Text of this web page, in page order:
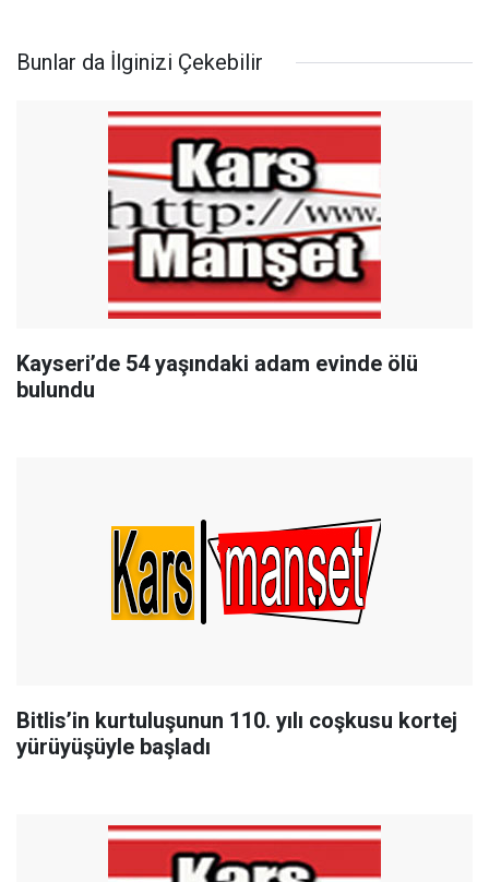
Bunlar da İlginizi Çekebilir
Kayseri’de 54 yaşındaki adam evinde ölü
bulundu
Bitlis’in kurtuluşunun 110. yılı coşkusu kortej
yürüyüşüyle başladı